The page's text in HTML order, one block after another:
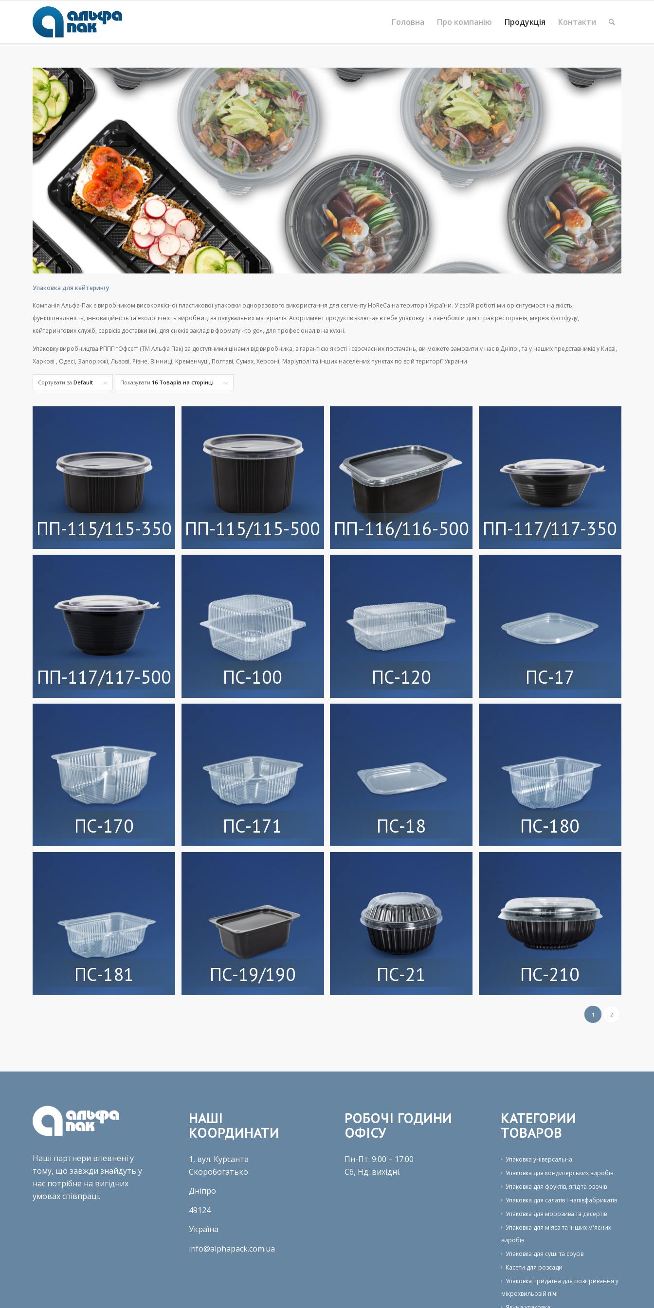
Головна Про компанію Продукція Контакти
Упаковка для кейтерингу
Компанія Альфа-Пак є виробником високоякісної пластикової упаковки одноразового використання для сегменту HoReCa на території України. У своїй роботі ми орієнтуємося на якість,
функціональність, інноваційність та екологічність виробництва пакувальних матеріалів. Асортимент продуктів включає в себе упаковку та ланчбокси для страв ресторанів, мереж фастфуду,
кейтерингових служб, сервісів доставки їжі, для снеків закладів формату «to go», для професіоналів на кухні.
Упаковку виробництва РППП “Офсет” (ТМ Альфа Пак) за доступними цінами від виробника, з гарантією якості і своєчасних постачань, ви можете замовити у нас в Дніпрі, та у наших представників у Києві,
Харкові , Одесі, Запоріжжі, Львові, Рівне, Вінниці, Кременчуці, Полтаві, Сумах, Херсоні, Маріуполі та інших населених пунктах по всій території України.
Сортувати за Default Показувати 16 Товарів на сторінці
ПП-115/115-350 ПП-115/115-500 ПП-116/116-500 ПП-117/117-350
ПП-117/117-500 ПС-100 ПС-120 ПС-17
ПС-170 ПС-171 ПС-18 ПС-180
ПС-181 ПС-19/190 ПС-21 ПС-210
1 2
Наші партнери впевнені у
тому, що завжди знайдуть у
нас потрібне на вигідних
умовах співпраці.
НАШІ
КООРДИНАТИ
1, вул. Курсанта
Скоробогатько
Дніпро
49124
Україна
info@alphapack.com.ua
РОБОЧІ ГОДИНИ
ОФІСУ
Пн-Пт: 9:00 – 17:00
Сб, Нд: вихідні.
КАТЕГОРИИ
ТОВАРОВ
Упаковка універсальна
Упаковка для кондитерських виробів
Упаковка для фруктів, ягід та овочів
Упаковка для салатів і напівфабрикатів
Упаковка для морозива та десертів
Упаковка для м'яса та інших м'ясних
виробів
Упаковка для суші та соусів
Касети для розсади
Упаковка придатна для розігривання у
мікрохвильовій пічі